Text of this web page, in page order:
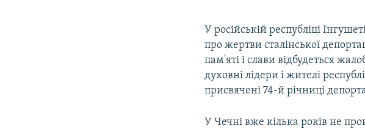
У російській республіці
про жертви сталінської
пам'яті і слави відбудеться
духовні лідери і жителі
присвячені 74-й річниці
У Чечні вже кілька років не